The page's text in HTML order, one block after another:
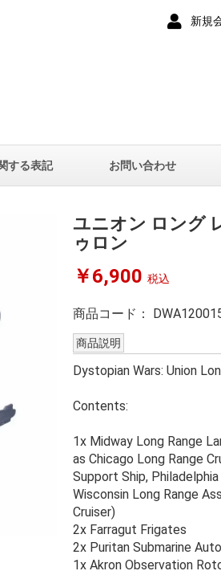
新規
する表記 お問い合わせ
ユニオン ロング
ゥロン
￥6,900 税込
商品コード：
商品説明
Dystopian Wars: Union
Contents:
1x Midway Long Range
as Chicago Long Range
Support Ship,
Wisconsin Long Range
Cruiser)
2x Farragut Frigates
2x Puritan Submarine
1x Akron Observation